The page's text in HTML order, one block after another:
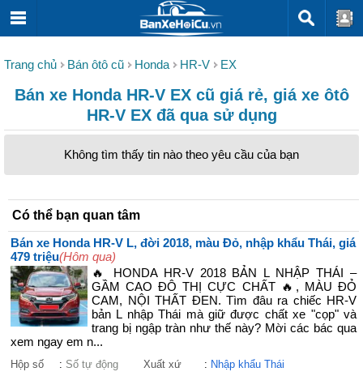
Trang chủ Bán ôtô cũ Honda HR-V EX
Bán xe Honda HR-V EX cũ giá rẻ, giá xe ôtô
HR-V EX đã qua sử dụng
Không tìm thấy tin nào theo yêu cầu của bạn
Có thể bạn quan tâm
Bán xe Honda HR-V L, đời 2018, màu Đỏ, nhập khẩu Thái, giá
479 triệu(Hôm qua)
🔥 HONDA HR-V 2018 BẢN L NHẬP THÁI –
GẦM CAO ĐÔ THỊ CỰC CHẤT 🔥, MÀU ĐỎ
CAM, NỘI THẤT ĐEN. Tìm đâu ra chiếc HR-V
bản L nhập Thái mà giữ được chất xe "cọp" và
trang bị ngập tràn như thế này? Mời các bác qua
xem ngay em n...
Hộp số : Số tự động Xuất xứ : Nhập khẩu Thái